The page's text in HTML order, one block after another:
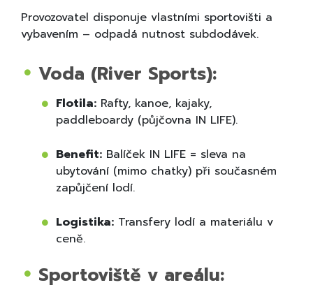
Provozovatel disponuje vlastními sportovišti a
vybavením – odpadá nutnost subdodávek.
Voda (River Sports):
Flotila: Rafty, kanoe, kajaky,
paddleboardy (půjčovna IN LIFE).
Benefit: Balíček IN LIFE = sleva na
ubytování (mimo chatky) při současném
zapůjčení lodí.
Logistika: Transfery lodí a materiálu v
ceně.
Sportoviště v areálu: